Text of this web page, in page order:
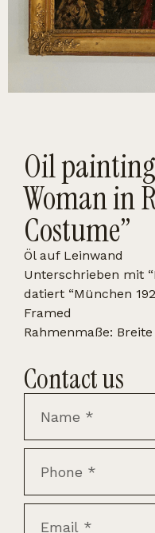
Oil
Woman in
Costume”
Öl auf Leinwand
Unterschrieben mit
datiert “München
Framed
Rahmenmaße:
Contact us